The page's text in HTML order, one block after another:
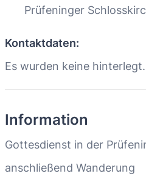
Prüfeninger
Kontaktdaten:
Es wurden keine hinterlegt.
Information
Gottesdienst in der
anschließend Wanderung